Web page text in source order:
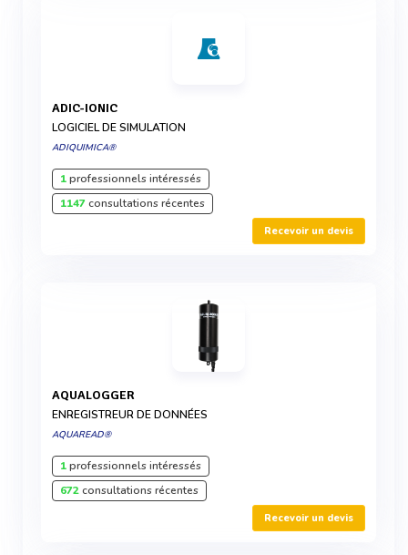
ADIC-IONIC
LOGICIEL DE SIMULATION
ADIQUIMICA®
1professionnels intéressés
1147consultations récentes
Recevoir un devis
AQUALOGGER
ENREGISTREUR DE DONNÉES
AQUAREAD®
1professionnels intéressés
672consultations récentes
Recevoir un devis